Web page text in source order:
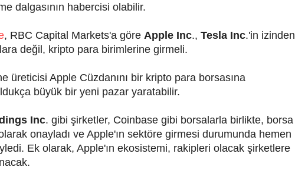
dalgasının habercisi olabilir.
, RBC Capital Markets'a göre Apple Inc., Tesla Inc.'in izinden
değil, kripto para birimlerine girmeli.
üreticisi Apple Cüzdanını bir kripto para borsasına
büyük bir yeni pazar yaratabilir.
Inc. gibi şirketler, Coinbase gibi borsalarla birlikte, borsa
onayladı ve Apple'ın sektöre girmesi durumunda hemen
Ek olarak, Apple'ın ekosistemi, rakipleri olacak şirketlere